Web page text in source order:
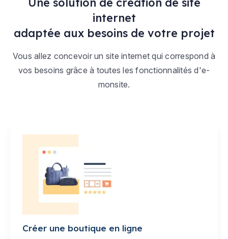
internet
adaptée aux besoins de votre projet
Vous allez concevoir un site internet qui correspond à
vos besoins grâce à toutes les fonctionnalités d'e-
monsite.
Créer une boutique en ligne